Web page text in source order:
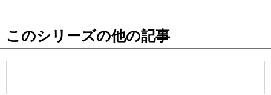
お知らせ
このシリーズの他の記事